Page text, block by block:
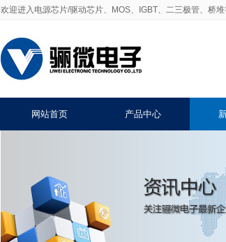
欢迎进入电源芯片/驱动芯片、MOS、IGBT、二三极管、桥
网站首页 产品中心